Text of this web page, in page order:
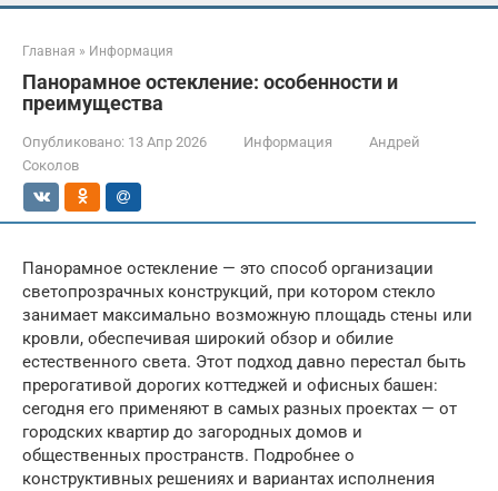
Главная » Информация
Панорамное остекление: особенности и
преимущества
Опубликовано: 13 Апр 2026 Информация
Андрей
Соколов
Панорамное остекление — это способ организации
светопрозрачных конструкций, при котором стекло
занимает максимально возможную площадь стены или
кровли, обеспечивая широкий обзор и обилие
естественного света. Этот подход давно перестал быть
прерогативой дорогих коттеджей и офисных башен:
сегодня его применяют в самых разных проектах — от
городских квартир до загородных домов и
общественных пространств. Подробнее о
конструктивных решениях и вариантах исполнения